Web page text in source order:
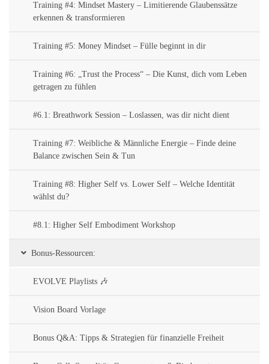
Training #4: Mindset Mastery – Limitierende Glaubenssätze
erkennen & transformieren
Training #5: Money Mindset – Fülle beginnt in dir
Training #6: „Trust the Process“ – Die Kunst, dich vom Leben
getragen zu fühlen
#6.1: Breathwork Session – Loslassen, was dir nicht dient
Training #7: Weibliche & Männliche Energie – Finde deine
Balance zwischen Sein & Tun
Training #8: Higher Self vs. Lower Self – Welche Identität
wählst du?
#8.1: Higher Self Embodiment Workshop
Bonus-Ressourcen:
EVOLVE Playlists 🎶
Vision Board Vorlage
Bonus Q&A: Tipps & Strategien für finanzielle Freiheit